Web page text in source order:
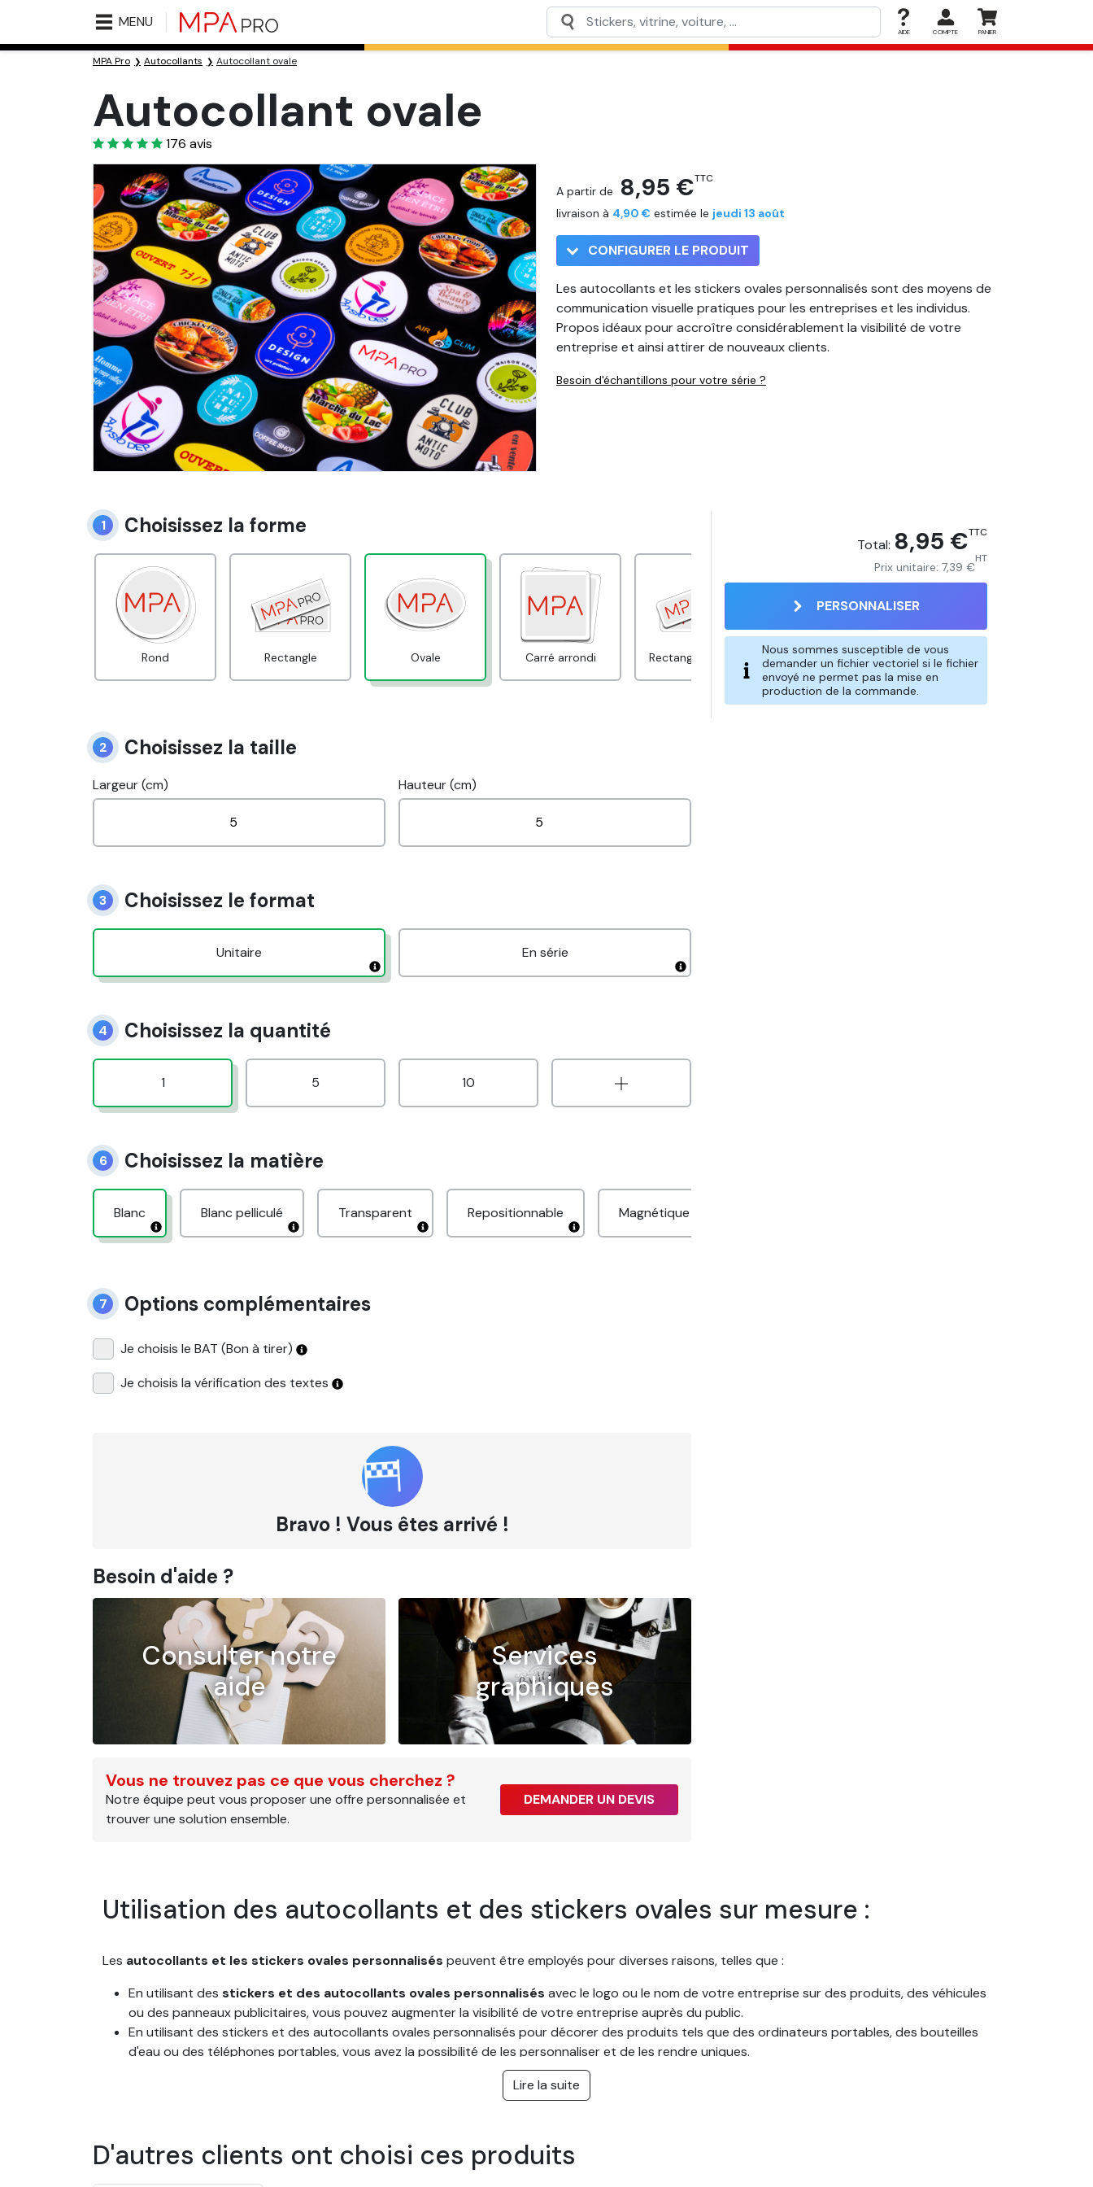
MENU
AIDE COMPTE PANIER
MPA Pro Autocollants Autocollant ovale
Autocollant ovale
4.7
176 avis
A partir de 8,95 €TTC
livraison à 4,90 € estimée le jeudi 13 août
CONFIGURER LE PRODUIT
Les autocollants et les stickers ovales personnalisés sont des moyens de
communication visuelle pratiques pour les entreprises et les individus.
Propos idéaux pour accroître considérablement la visibilité de votre
entreprise et ainsi attirer de nouveaux clients.
Besoin d'échantillons pour votre série ?
1 Choisissez la forme
Rond Rectangle Ovale Carré arrondi Rectangle arrondi
2 Choisissez la taille
Largeur (cm) Hauteur (cm)
3 Choisissez le format
Unitaire En série
4 Choisissez la quantité
1 5 10
6 Choisissez la matière
Blanc Blanc pelliculé Transparent Repositionnable Magnétique
7 Options complémentaires
Je choisis le BAT (Bon à tirer)
Je choisis la vérification des textes
Bravo ! Vous êtes arrivé !
Besoin d'aide ?
Consulter notre
aide
Services
graphiques
Vous ne trouvez pas ce que vous cherchez ?
Notre équipe peut vous proposer une offre personnalisée et
trouver une solution ensemble.
DEMANDER UN DEVIS
Total: 8,95 €TTC
Prix unitaire: 7,39 €
HT
PERSONNALISER
Nous sommes susceptible de vous
demander un fichier vectoriel si le fichier
envoyé ne permet pas la mise en
production de la commande.
Utilisation des autocollants et des stickers ovales sur mesure :
Les autocollants et les stickers ovales personnalisés peuvent être employés pour diverses raisons, telles que :
En utilisant des stickers et des autocollants ovales personnalisés avec le logo ou le nom de votre entreprise sur des produits, des véhicules
ou des panneaux publicitaires, vous pouvez augmenter la visibilité de votre entreprise auprès du public.
En utilisant des stickers et des autocollants ovales personnalisés pour décorer des produits tels que des ordinateurs portables, des bouteilles
d'eau ou des téléphones portables, vous avez la possibilité de les personnaliser et de les rendre uniques.
Les panneaux de signalisation personnalisés peuvent être créés en utilisant des stickers et des autocollants ovales personnalisés, ce qui permet
personnalisés en forme d'ovale :
Lire la suite
D'autres clients ont choisi ces produits